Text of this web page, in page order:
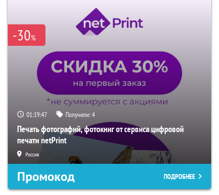
-30%
01:19:46 Получили:4
Печать фотографий, фотокниг от сервиса цифровой
печати netPrint
Россия
Промокод ПОДРОБНЕЕ